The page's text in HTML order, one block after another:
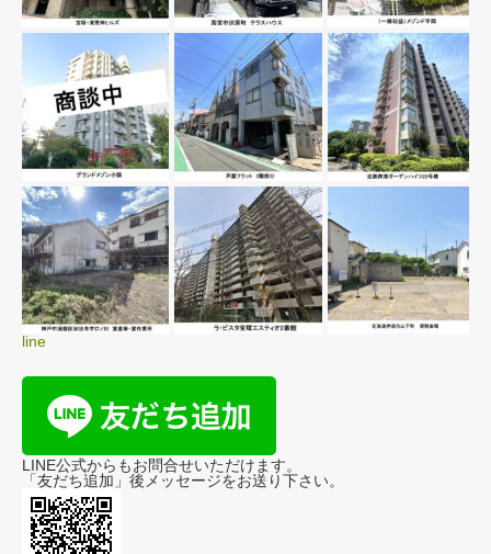
line
LINE公式からもお問合せいただけます。
「友だち追加」後メッセージをお送り下さい。